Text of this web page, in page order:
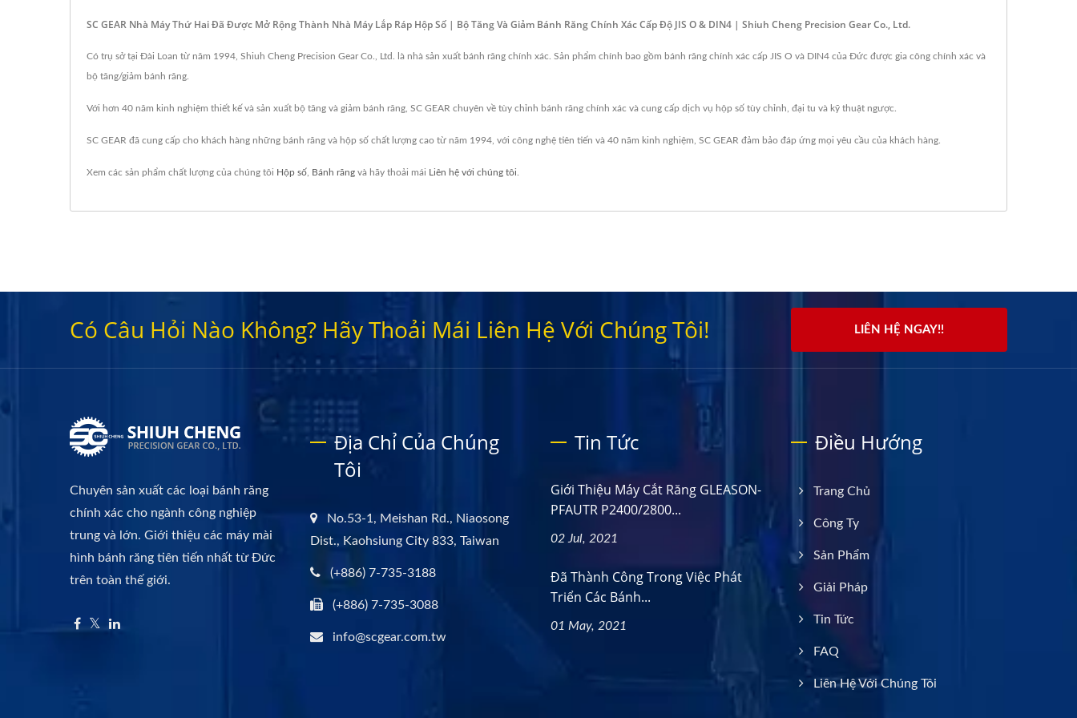
SC GEAR Nhà Máy Thứ Hai Đã Được Mở Rộng Thành Nhà Máy Lắp Ráp Hộp Số | Bộ Tăng Và Giảm Bánh Răng Chính Xác Cấp Độ JIS O & DIN4 | Shiuh Cheng Precision Gear Co., Ltd.
Có trụ sở tại Đài Loan từ năm 1994, Shiuh Cheng Precision Gear Co., Ltd. là nhà sản xuất bánh răng chính xác. Sản phẩm chính bao gồm bánh răng chính xác cấp JIS O và DIN4 của Đức được gia công chính xác và
bộ tăng/giảm bánh răng.
Với hơn 40 năm kinh nghiệm thiết kế và sản xuất bộ tăng và giảm bánh răng, SC GEAR chuyên về tùy chỉnh bánh răng chính xác và cung cấp dịch vụ hộp số tùy chỉnh, đại tu và kỹ thuật ngược.
SC GEAR đã cung cấp cho khách hàng những bánh răng và hộp số chất lượng cao từ năm 1994, với công nghệ tiên tiến và 40 năm kinh nghiệm, SC GEAR đảm bảo đáp ứng mọi yêu cầu của khách hàng.
Xem các sản phẩm chất lượng của chúng tôi Hộp số Bánh răng và hãy thoải mái Liên hệ với chúng tôi
Có Câu Hỏi Nào Không? Hãy Thoải Mái Liên Hệ Với Chúng Tôi! LIÊN HỆ NGAY!!
Chuyên sản xuất các loại bánh răng
chính xác cho ngành công nghiệp
trung và lớn. Giới thiệu các máy mài
hình bánh răng tiên tiến nhất từ Đức
trên toàn thế giới.
Địa Chỉ Của Chúng
Tôi
No.53-1, Meishan Rd., Niaosong
Dist., Kaohsiung City 833, Taiwan
(+886) 7-735-3188
(+886) 7-735-3088
info@scgear.com.tw
Tin Tức
Giới Thiệu Máy Cắt Răng GLEASON-
PFAUTR P2400/2800...
02 Jul, 2021
Đã Thành Công Trong Việc Phát
Triển Các Bánh...
01 May, 2021
Điều Hướng
Trang Chủ
Công Ty
Sản Phẩm
Giải Pháp
Tin Tức
FAQ
Liên Hệ Với Chúng Tôi